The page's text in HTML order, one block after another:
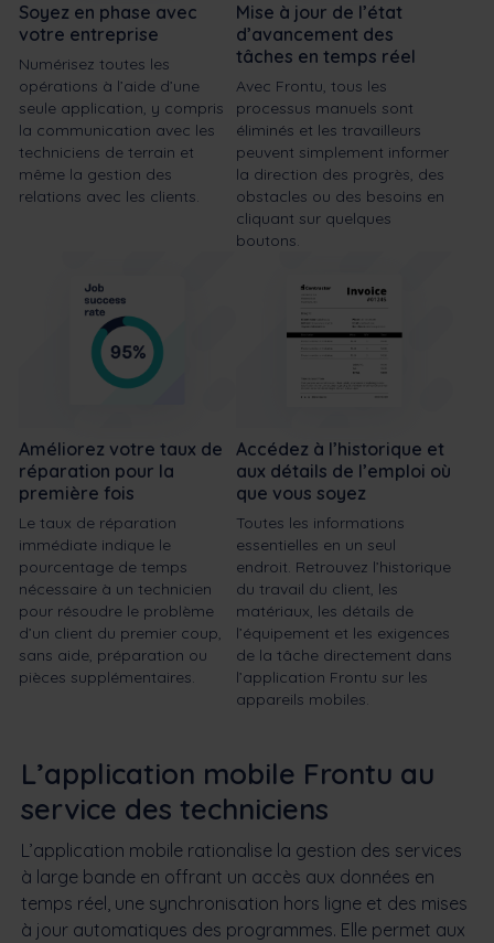
Soyez en phase avec
votre entreprise
Numérisez toutes les
opérations à l’aide d’une
seule application, y compris
la communication avec les
techniciens de terrain et
même la gestion des
relations avec les clients.
Mise à jour de l’état
d’avancement des
tâches en temps réel
Avec Frontu, tous les
processus manuels sont
éliminés et les travailleurs
peuvent simplement informer
la direction des progrès, des
obstacles ou des besoins en
cliquant sur quelques
boutons.
Améliorez votre taux de
réparation pour la
première fois
Le taux de réparation
immédiate indique le
pourcentage de temps
nécessaire à un technicien
pour résoudre le problème
d’un client du premier coup,
sans aide, préparation ou
pièces supplémentaires.
Accédez à l’historique et
aux détails de l’emploi où
que vous soyez
Toutes les informations
essentielles en un seul
endroit. Retrouvez l’historique
du travail du client, les
matériaux, les détails de
l’équipement et les exigences
de la tâche directement dans
l’application Frontu sur les
appareils mobiles.
L’application mobile Frontu au
service des techniciens
L’application mobile rationalise la gestion des services
à large bande en offrant un accès aux données en
temps réel, une synchronisation hors ligne et des mises
à jour automatiques des programmes. Elle permet aux